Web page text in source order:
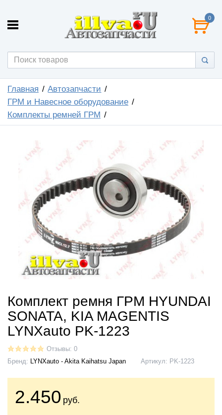
0
Главная
Автозапчасти
ГРМ и Навесное оборудование
Комплекты ремней ГРМ
Комплект ремня ГРМ HYUNDAI
SONATA, KIA MAGENTIS
LYNXauto PK-1223
Отзывы: 0
Бренд: LYNXauto - Akita Kaihatsu Japan Артикул: PK-1223
2.450 руб.